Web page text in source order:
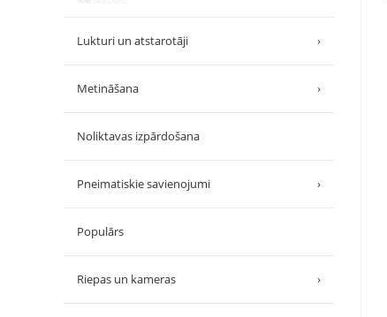
Lukturi un atstarotāji ›
Metināšana ›
Noliktavas izpārdošana
Pneimatiskie savienojumi ›
Populārs
Riepas un kameras ›